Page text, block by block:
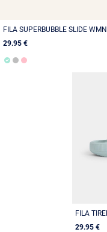
FILA SUPERBUBBLE SLIDE WMN
29.95 €
FILA
29.95 €